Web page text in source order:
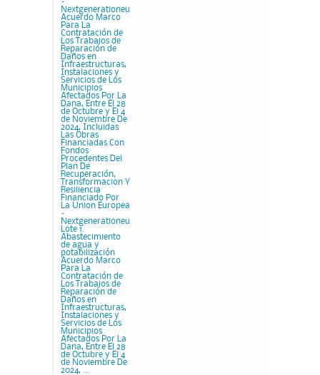
–
Nextgenerationeu
Acuerdo Marco
Para La
Contratación de
Los Trabajos de
Reparación de
Daños en
Infraestructuras,
Instalaciones y
Servicios de Los
Municipios
Afectados Por La
Dana, Entre El 28
de Octubre y El 4
de Noviembre De
2024, Incluidas
Las Obras
Financiadas Con
Fondos
Procedentes Del
Plan De
Recuperación,
Transformacion Y
Resiliencia
Financiado Por
La Union Europea
–
Nextgenerationeu
Lote 1.
Abastecimiento
de agua y
potabilización
Acuerdo Marco
Para La
Contratación de
Los Trabajos de
Reparación de
Daños en
Infraestructuras,
Instalaciones y
Servicios de Los
Municipios
Afectados Por La
Dana, Entre El 28
de Octubre y El 4
de Noviembre De
2024, ...